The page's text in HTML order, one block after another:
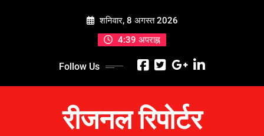
शनिवार, 8 अगस्त 2026
4:39 अपराह्न
Follow Us
रीजनल रिपोर्टर